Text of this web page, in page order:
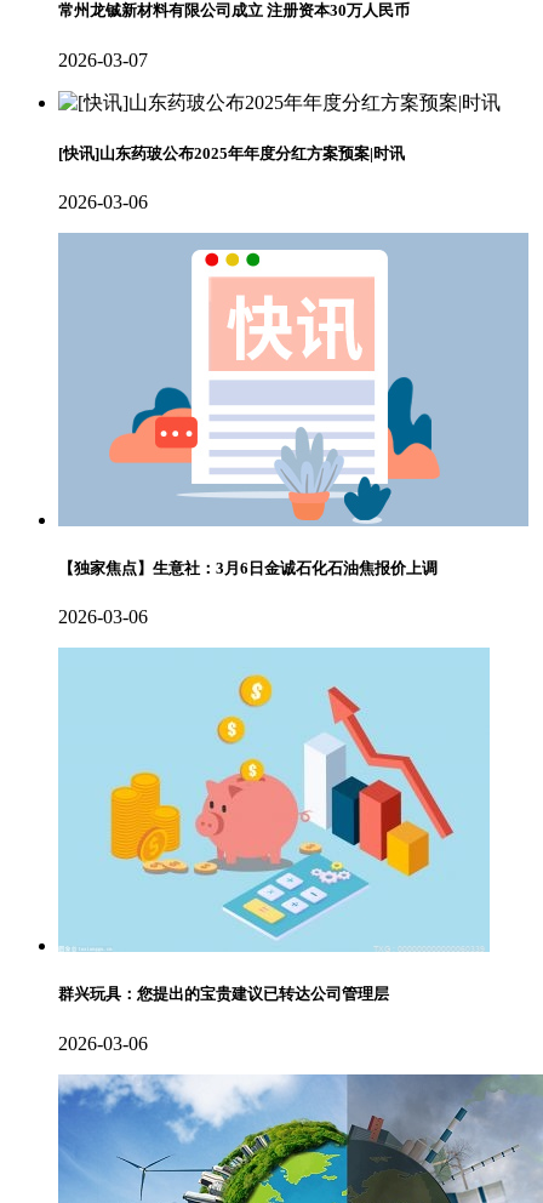
常州龙铖新材料有限公司成立 注册资本30万人民币
2026-03-07
[快讯]山东药玻公布2025年年度分红方案预案|时讯
2026-03-06
【独家焦点】生意社：3月6日金诚石化石油焦报价上调
2026-03-06
群兴玩具：您提出的宝贵建议已转达公司管理层
2026-03-06